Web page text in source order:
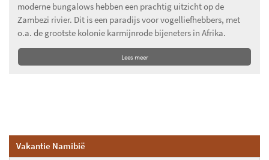
Vakantie Namibië
moderne bungalows hebben een prachtig uitzicht op de
Zambezi rivier. Dit is een paradijs voor vogelliefhebbers, met
o.a. de grootste kolonie karmijnrode bijeneters in Afrika.
Lees meer